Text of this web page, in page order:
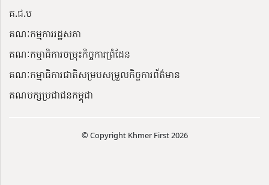
គ.ជ.ប
គណៈកម្មការរដ្ឋសភា
គណៈកម្មាធិការចម្រុះកិច្ចការព្រំដែន
គណៈកម្មាធិការជាតិសម្របសម្រួលកិច្ចការព័ត៌មាន
គណបក្សប្រជាជនកម្ពុជា
© Copyright Khmer First 2026